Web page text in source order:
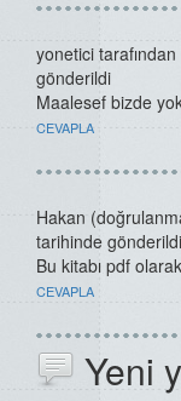
yonetici
gönderildi
Maalesef bizde
CEVAPLA
Hakan
tarihinde gönderildi
Bu kitabı pdf
CEVAPLA
Yeni